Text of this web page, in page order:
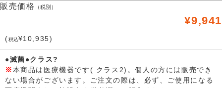
販売価格
（税別）
¥9,941
(税込¥10,935)
●滅菌●クラス?
※本商品は医療機器です( クラス2)。個人の方には販売でき
ない場合がございます。ご注文の際は、必ず、ご使用になる